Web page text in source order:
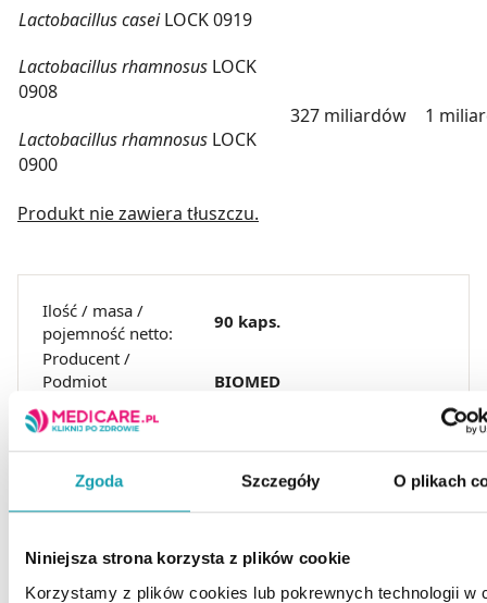
Zgoda Szczegóły O plikach
Niniejsza strona korzysta z plików cookie
Korzystamy z plików cookies lub pokrewnych technologii w
Lactobacillus caseiLOCK 0919
Lactobacillus rhamnosus LOCK
0908
Lactobacillus rhamnosus LOCK
0900
327 miliardów 1
Produkt nie zawiera tłuszczu.
Ilość / masa /
pojemność netto:
90 kaps.
Producent /
Podmiot
BIOMED
Postać:
Przechowywanie:
Lodówka
Rejestracja
Żywność specjalnego